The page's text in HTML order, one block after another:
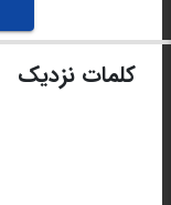
کلمات نزدیک